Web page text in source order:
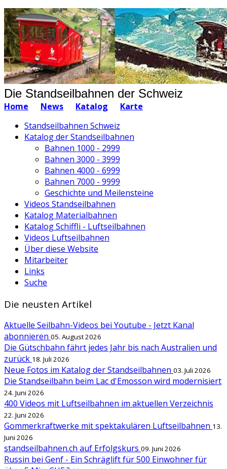
Die Standseilbahnen der Schweiz
Home News Katalog
Karte
Standseilbahnen Schweiz
Katalog der Standseilbahnen
Bahnen 1000 - 2999
Bahnen 3000 - 3999
Bahnen 4000 - 6999
Bahnen 7000 - 9999
Geschichte und Meilensteine
Videos Standseilbahnen
Katalog Materialbahnen
Katalog Schiffli - Luftseilbahnen
Videos Luftseilbahnen
Über diese Website
Mitarbeiter
Links
Suche
Die neusten Artikel
Aktuelle Seilbahn-Videos bei Youtube - Jetzt Kanal
abonnieren 05. August 2026
Die Gütschbahn fährt jedes Jahr bis nach Australien und
zurück 18. Juli 2026
Neue Fotos im Katalog der Standseilbahnen 03. Juli 2026
Die Standseilbahn beim Lac d'Emosson wird modernisiert
24. Juni 2026
400 Videos mit Luftseilbahnen im aktuellen Verzeichnis
22. Juni 2026
Gommerkraftwerke mit spektakulären Luftseilbahnen 13.
Juni 2026
standseilbahnen.ch auf Erfolgskurs 09. Juni 2026
Russin bei Genf - Ein Schräglift für 500 Einwohner für